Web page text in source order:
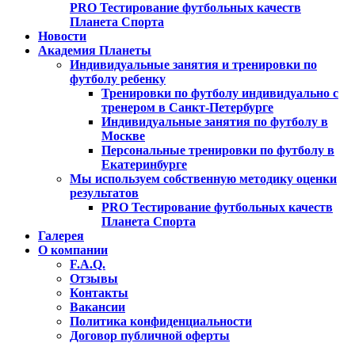
PRO Тестирование футбольных качеств
Планета Спорта
Новости
Академия Планеты
Индивидуальные занятия и тренировки по
футболу ребенку
Тренировки по футболу индивидуально с
тренером в Санкт-Петербурге
Индивидуальные занятия по футболу в
Москве
Персональные тренировки по футболу в
Екатеринбурге
Мы используем собственную методику оценки
результатов
PRO Тестирование футбольных качеств
Планета Спорта
Галерея
О компании
F.A.Q.
Отзывы
Контакты
Вакансии
Политика конфиденциальности
Договор публичной оферты